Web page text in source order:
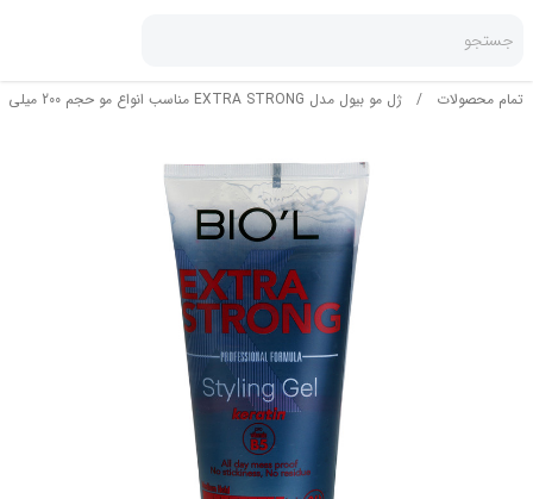
جستجو
تمام محصولات / ژل مو بیول مدل EXTRA STRONG مناسب انواع مو حجم 200 میلی لیتر